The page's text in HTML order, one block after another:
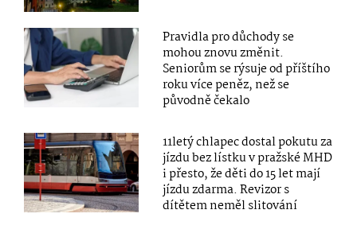
Pravidla pro důchody se
mohou znovu změnit.
Seniorům se rýsuje od příštího
roku více peněz, než se
původně čekalo
11letý chlapec dostal pokutu za
jízdu bez lístku v pražské MHD
i přesto, že děti do 15 let mají
jízdu zdarma. Revizor s
dítětem neměl slitování